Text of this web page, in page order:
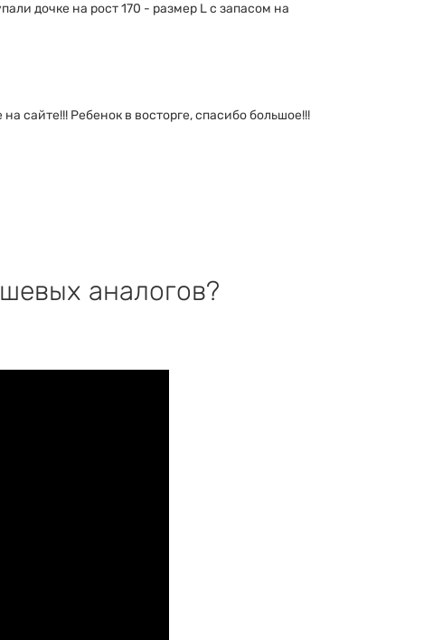
дочке на рост 170 - размер L с запасом на
сайте!!! Ребенок в восторге, спасибо большое!!!
аналогов?